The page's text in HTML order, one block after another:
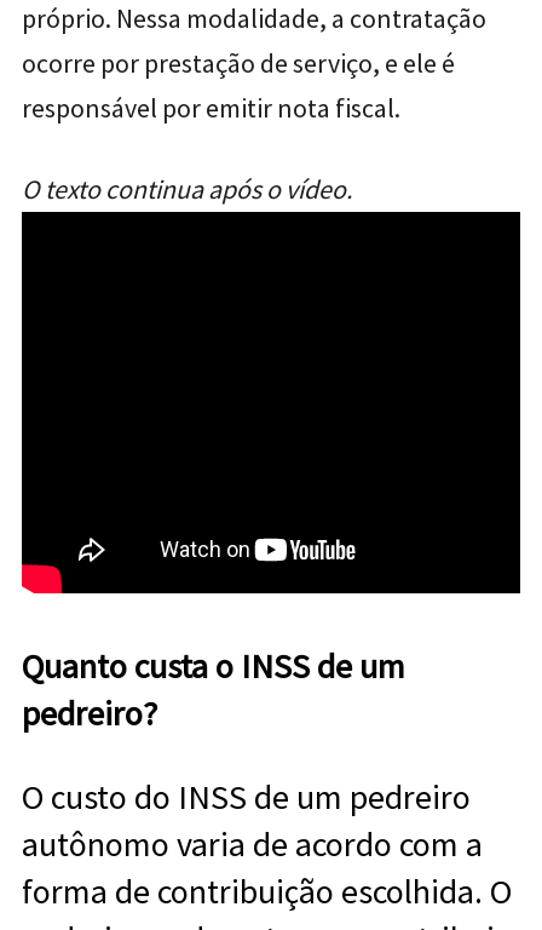
próprio. Nessa modalidade, a contratação
ocorre por prestação de serviço, e ele é
responsável por emitir nota fiscal.
O texto continua após o vídeo.
Quanto custa o INSS de um
pedreiro?
O custo do INSS de um pedreiro
autônomo varia de acordo com a
forma de contribuição escolhida. O